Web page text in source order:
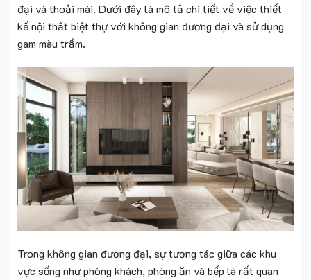
đại và thoải mái. Dưới đây là mô tả chi tiết về việc thiết
kế nội thất biệt thự với không gian đương đại và sử dụng
gam màu trầm.
Trong không gian đương đại, sự tương tác giữa các khu
vực sống như phòng khách, phòng ăn và bếp là rất quan